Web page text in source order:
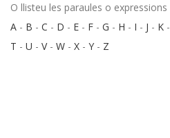
O llisteu les paraules o
A - B - C - D - E - F - G - H - I - J - K -
T - U - V- W - X - Y - Z